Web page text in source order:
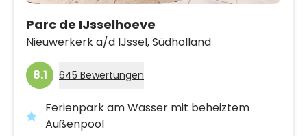
Parc de IJsselhoeve
Nieuwerkerk a/d IJssel,Südholland
8.1 645 Bewertungen
Ferienpark am Wasser mit beheiztem
Außenpool